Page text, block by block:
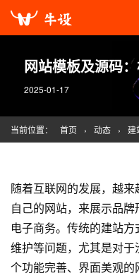
网站模板及源码
2025-01-17
当前位置： 首页 › 动态 › 建
随着互联网的发展，越
自己的网站，来展示品
电子商务。传统的建站方
维护等问题，尤其是对
个功能完善、界面美观的